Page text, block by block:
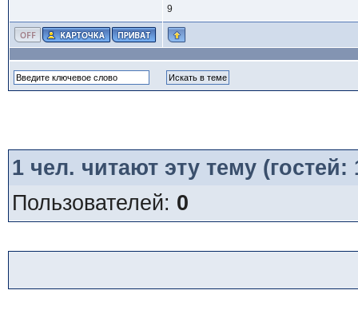
9
1чел. читают эту тему
Пользователей: 0